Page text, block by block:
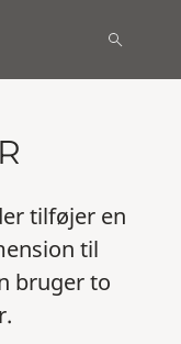
tilføjer en
til
bruger to